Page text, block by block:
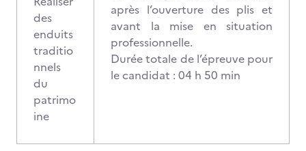
des
enduits
traditio
nnels
du
patrimo
ine
après l’ouverture des plis et
avant la mise en situation
professionnelle.
Durée totale de l’épreuve pour
le candidat : 04 h 50 min